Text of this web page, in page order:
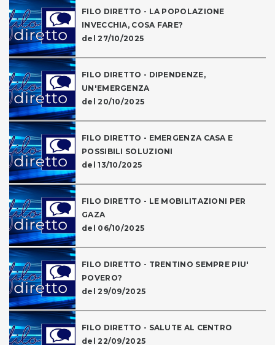
FILO DIRETTO - LA POPOLAZIONE
INVECCHIA, COSA FARE?
del 27/10/2025
FILO DIRETTO - DIPENDENZE,
UN'EMERGENZA
del 20/10/2025
FILO DIRETTO - EMERGENZA CASA E
POSSIBILI SOLUZIONI
del 13/10/2025
FILO DIRETTO - LE MOBILITAZIONI PER
GAZA
del 06/10/2025
FILO DIRETTO - TRENTINO SEMPRE PIU'
POVERO?
del 29/09/2025
FILO DIRETTO - SALUTE AL CENTRO
del 22/09/2025